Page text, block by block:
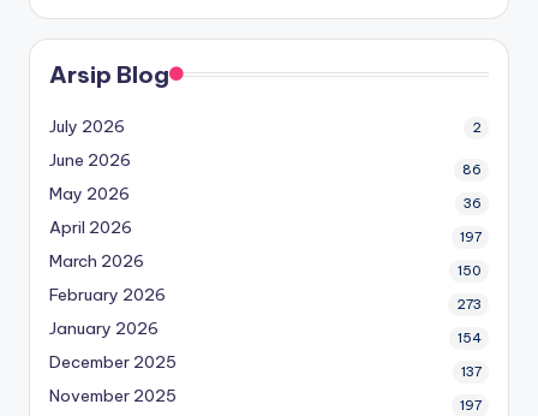
Arsip Blog
July 2026 2
June 2026 86
May 2026 36
April 2026 197
March 2026 150
February 2026 273
January 2026 154
December 2025 137
November 2025 197